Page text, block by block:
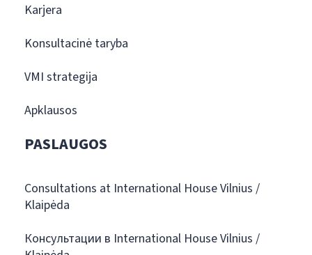
Karjera
Konsultacinė taryba
VMI strategija
Apklausos
PASLAUGOS
Consultations at International House Vilnius /
Klaipėda
Консультации в International House Vilnius /